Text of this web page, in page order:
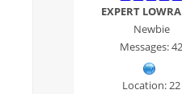
EXPERT
Newbie
Messages: 42
Location: 22